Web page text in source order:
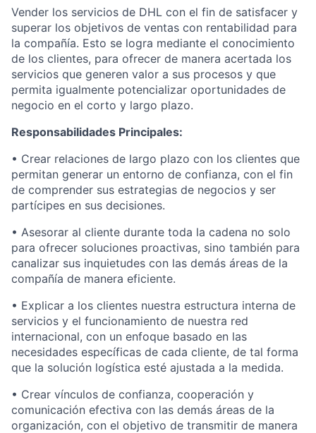
Vender los servicios de DHL con el fin de satisfacer y
superar los objetivos de ventas con rentabilidad para
la compañía. Esto se logra mediante el conocimiento
de los clientes, para ofrecer de manera acertada los
servicios que generen valor a sus procesos y que
permita igualmente potencializar oportunidades de
negocio en el corto y largo plazo.
Responsabilidades Principales:
• Crear relaciones de largo plazo con los clientes que
permitan generar un entorno de confianza, con el fin
de comprender sus estrategias de negocios y ser
partícipes en sus decisiones.
• Asesorar al cliente durante toda la cadena no solo
para ofrecer soluciones proactivas, sino también para
canalizar sus inquietudes con las demás áreas de la
compañía de manera eficiente.
• Explicar a los clientes nuestra estructura interna de
servicios y el funcionamiento de nuestra red
internacional, con un enfoque basado en las
necesidades específicas de cada cliente, de tal forma
que la solución logística esté ajustada a la medida.
• Crear vínculos de confianza, cooperación y
comunicación efectiva con las demás áreas de la
organización, con el objetivo de transmitir de manera